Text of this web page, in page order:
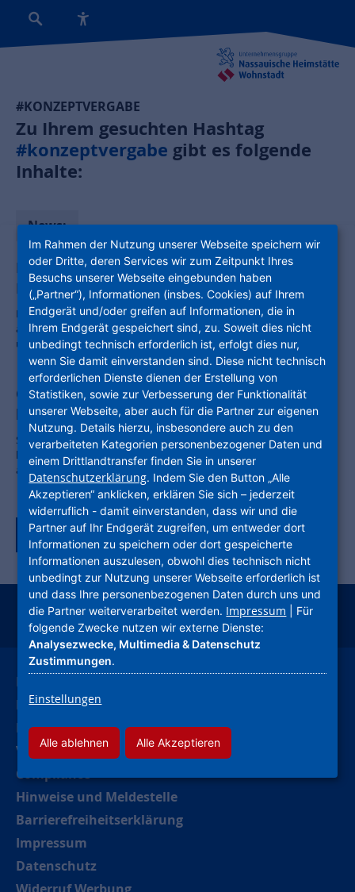
#KONZEPTVERGABE
Zu Ihrem gesuchten Hashtag
#konzeptvergabe gibt es folgende
Inhalte:
News:
NHW baut im Fulda 144 Wohnungen –
Erbbaurechtsverträge unter Dach und Fach
Das Baugebiet Fulda Waidesgrund nimmt immer konkretere Formen
an. Die Erbbaurechtsverträge mit den drei Investoren sind
unterschrieben. Einer von ihnen ist die NHW.
OLI II: Das Bauschild ist montiert, der Abriss
kann beginnen
Stadt Bürstadt erreicht wichtigen Meilenstein auf dem Weg zur
künfti-gen Nutzung der Industriebrache / Ziel: Modernes und
attraktives Quartier mit hohem Anteil an bezahlbarem Wohnraum
Zurück zur Tagübersicht
instagramfacebookyoutubelinkedinkununu
Leichte Sprache
Deutsche Gebärdensprache
Kontakt
Verhaltenskodex (CoC)
Compliance
Hinweise und Meldestelle
Barrierefreiheitserklärung
Impressum
Datenschutz
Im Rahmen der Nutzung unserer Webseite speichern wir
oder Dritte, deren Services wir zum Zeitpunkt Ihres
Besuchs unserer Webseite eingebunden haben
(„Partner“), Informationen (insbes. Cookies) auf Ihrem
Endgerät und/oder greifen auf Informationen, die in
Ihrem Endgerät gespeichert sind, zu. Soweit dies nicht
unbedingt technisch erforderlich ist, erfolgt dies nur,
wenn Sie damit einverstanden sind. Diese nicht technisch
erforderlichen Dienste dienen der Erstellung von
Statistiken, sowie zur Verbesserung der Funktionalität
unserer Webseite, aber auch für die Partner zur eigenen
Nutzung. Details hierzu, insbesondere auch zu den
verarbeiteten Kategorien personenbezogener Daten und
einem Drittlandtransfer finden Sie in unserer
Datenschutzerklärung. Indem Sie den Button „Alle
Akzeptieren“ anklicken, erklären Sie sich – jederzeit
widerruflich - damit einverstanden, dass wir und die
Partner auf Ihr Endgerät zugreifen, um entweder dort
Informationen zu speichern oder dort gespeicherte
Informationen auszulesen, obwohl dies technisch nicht
unbedingt zur Nutzung unserer Webseite erforderlich ist
und dass Ihre personenbezogenen Daten durch uns und
die Partner weiterverarbeitet werden. Impressum | Für
folgende Zwecke nutzen wir externe Dienste:
Analysezwecke, Multimedia & Datenschutz
Zustimmungen.
Einstellungen
Alle ablehnen Alle Akzeptieren